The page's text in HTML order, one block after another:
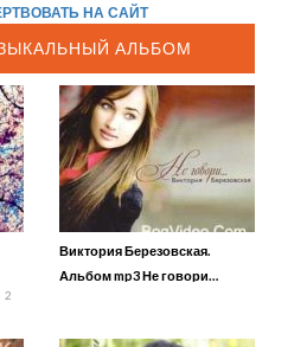
НА САЙТ
АЛЬБОМ
2
Виктория Березовская.
Альбом mp3 Не говори…